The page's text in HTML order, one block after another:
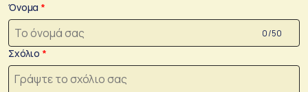
Όνομα
0 /50
Σχόλιο